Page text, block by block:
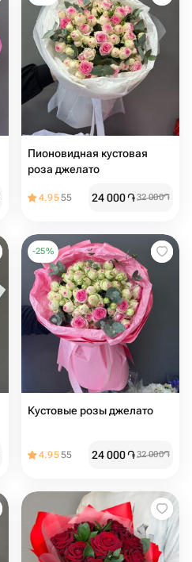
Пионовидная кустовая
роза джелато
4.9555 24 000֏32 000֏
-25%
Кустовые розы джелато
4.9555 24 000֏32 000֏